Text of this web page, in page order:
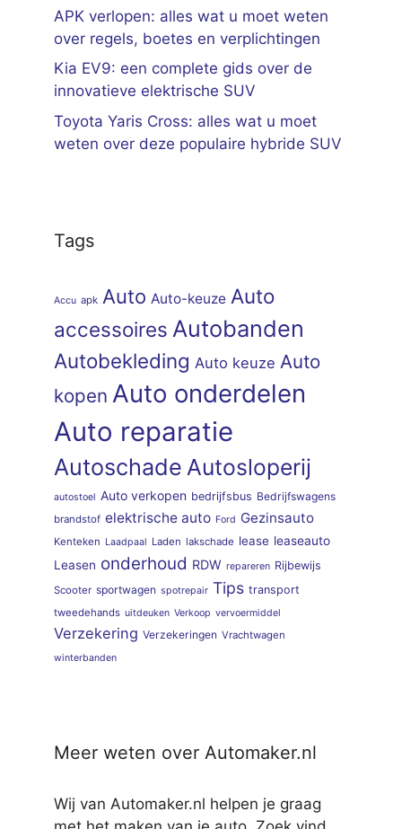
APK verlopen: alles wat u moet weten
over regels, boetes en verplichtingen
Kia EV9: een complete gids over de
innovatieve elektrische SUV
Toyota Yaris Cross: alles wat u moet
weten over deze populaire hybride SUV
Tags
Accu apk Auto Auto-keuze Auto
accessoires Autobanden
Autobekleding Auto keuze Auto
kopen Auto onderdelen
Auto reparatie
Autoschade Autosloperij
autostoel Auto verkopen bedrijfsbus Bedrijfswagens
brandstof elektrische auto Ford Gezinsauto
Kenteken Laadpaal Laden lakschade lease leaseauto
Leasen onderhoud RDW repareren Rijbewijs
Scooter sportwagen spotrepair Tips transport
tweedehands uitdeuken Verkoop vervoermiddel
Verzekering Verzekeringen Vrachtwagen
winterbanden
Meer weten over Automaker.nl
Wij van Automaker.nl helpen je graag